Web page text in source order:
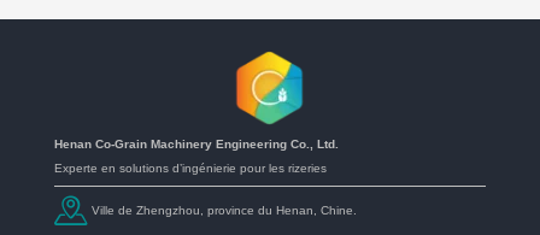
Henan Co-Grain Machinery Engineering Co., Ltd.
Experte en solutions d’ingénierie pour les rizeries
Ville de Zhengzhou, province du Henan, Chine.